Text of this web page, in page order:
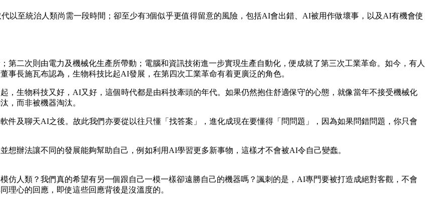
以至統治人類尚需一段時間；卻至少有3個似乎更值得留意的風險，包括AI會出錯、AI被用作做壞事，以及AI有機會使
第二次則由電力及機械化生產所帶動；電腦和資訊技術進一步實現生產自動化，便成就了第三次工業革命。如今，有人
長施瓦布認為，生物科技比起AI發展，在第四次工業革命有着更廣泛的角色。
，生物科技又好，AI又好，這個時代都是由科技牽頭的年代。如果仍然抱住舒適保守的心態，就像當年不接受機械化
，而非被機器淘汰。
件及聊天AI之後。故此我們亦要從以往只懂「找答案」，進化成現在要懂得「問問題」，因為如果問錯問題，你只會
想辦法讓不同的發展能夠幫助自己，例如利用AI學習更多新事物，這樣才不會被AI令自己變蠢。
仿人類？我們真的希望有另一個跟自己一模一樣卻遠勝自己的機器嗎？諷刺的是，AI專門要被打造成絕對客觀，不會
理心的回應，即使這些回應背後是沒溫度的。